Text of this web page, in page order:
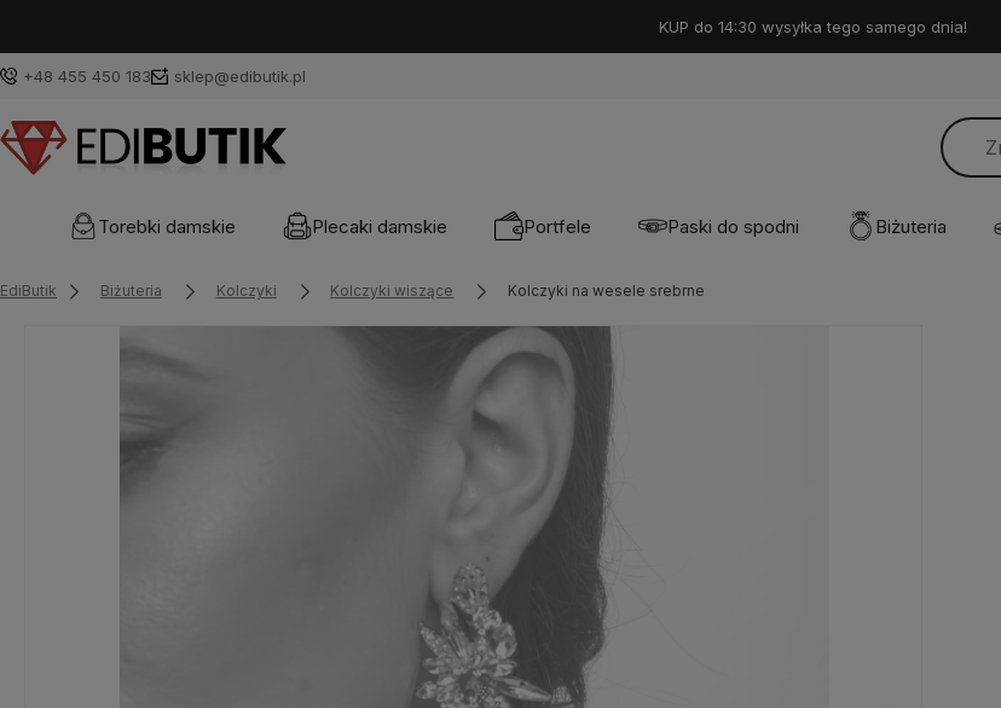
KUP do 14:30 wysyłka tego samego dnia!
+48 455 450 183 sklep@edibutik.pl
Torebki damskie Plecaki damskie Portfele Paski do spodni Biżuteria
EdiButik Biżuteria Kolczyki Kolczyki wiszące Kolczyki na wesele srebrne